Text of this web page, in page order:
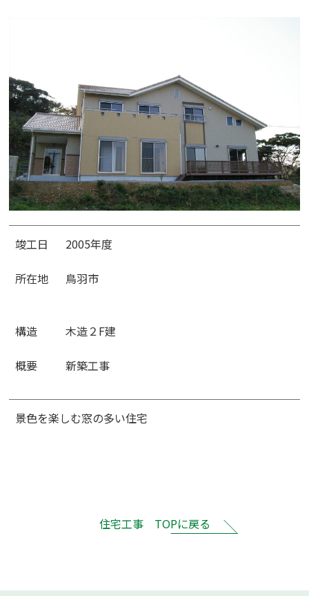
竣工日 2005年度
所在地 鳥羽市
構造 木造２F建
概要 新築工事
景色を楽しむ窓の多い住宅
住宅工事 TOPに戻る